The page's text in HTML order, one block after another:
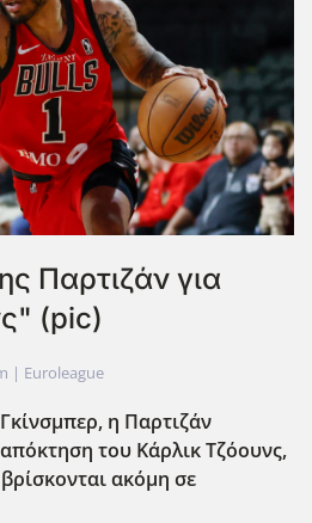
Παρτιζάν για
(pic)
| Euroleague
η Παρτιζάν
του Κάρλικ Τζόουνς,
ακόμη σε